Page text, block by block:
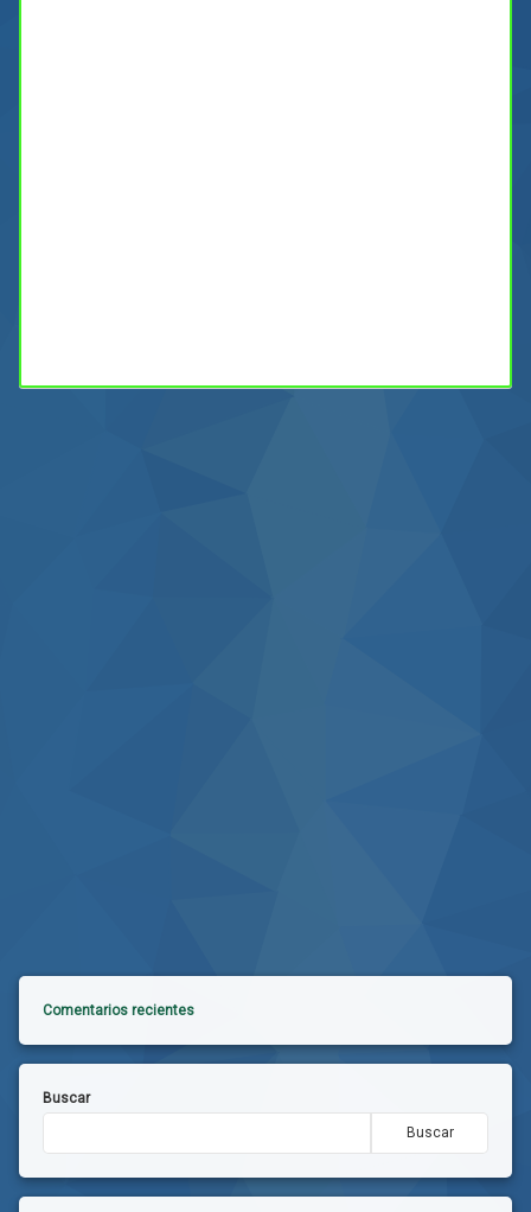
Comentarios recientes
Buscar
Buscar